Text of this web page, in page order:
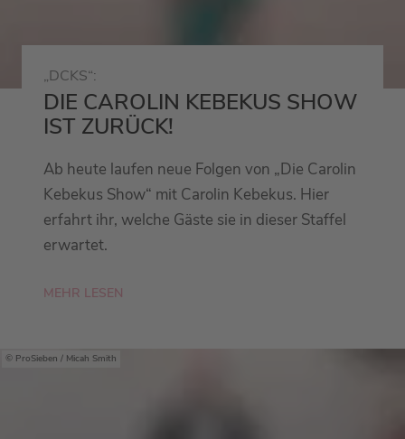
„DCKS“:
DIE CAROLIN KEBEKUS SHOW
IST ZURÜCK!
Ab heute laufen neue Folgen von „Die Carolin
Kebekus Show“ mit Carolin Kebekus. Hier
erfahrt ihr, welche Gäste sie in dieser Staffel
erwartet.
MEHR LESEN
ProSieben / Micah Smith